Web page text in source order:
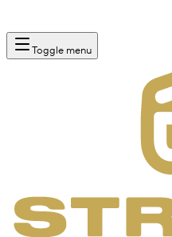
Toggle menu